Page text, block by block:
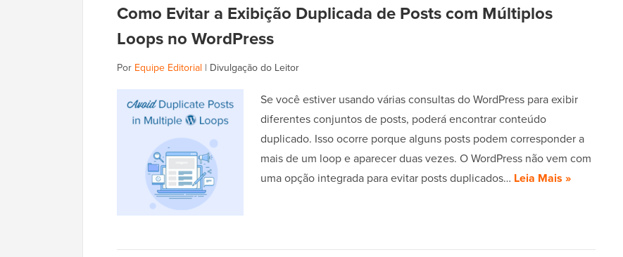
Como Evitar a Exibição Duplicada de Posts com Múltiplos
Loops no WordPress
Por Equipe Editorial | Divulgação do Leitor
Se você estiver usando várias consultas do WordPress para exibir
diferentes conjuntos de posts, poderá encontrar conteúdo
duplicado. Isso ocorre porque alguns posts podem corresponder a
mais de um loop e aparecer duas vezes. O WordPress não vem com
uma opção integrada para evitar posts duplicados… Leia Mais »